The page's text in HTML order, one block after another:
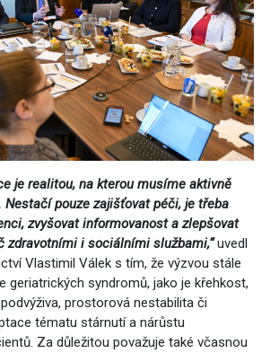
je realitou, na kterou musíme aktivně
Nestačí pouze zajišťovat péči, je třeba
zvyšovat informovanost a zlepšovat
zdravotními i sociálními službami,“uvedl
Vlastimil Válek s tím, že výzvou stále
geriatrických syndromů, jako je křehkost,
prostorová nestabilita či
tématu stárnutí a nárůstu
Za důležitou považuje také včasnou